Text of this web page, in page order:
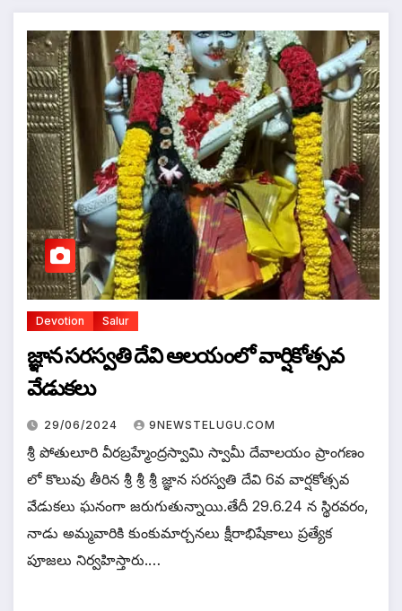
Devotion Salur
జ్ఞాన సరస్వతి దేవి ఆలయంలో వార్షికోత్సవ
వేడుకలు
29/06/2024 9NEWSTELUGU.COM
శ్రీ పోతులూరి వీరబ్రహ్మేంద్రస్వామి స్వామీ దేవాలయం ప్రాంగణం
లో కొలువు తీరిన శ్రీ శ్రీ శ్రీ జ్ఞాన సరస్వతి దేవి 6వ వార్షకోత్సవ
వేడుకలు ఘనంగా జరుగుతున్నాయి.తేదీ 29.6.24 న స్థిరవరం,
నాడు అమ్మవారికి కుంకుమార్చనలు క్షీరాభిషేకాలు ప్రత్యేక
పూజలు నిర్వహిస్తారు.…